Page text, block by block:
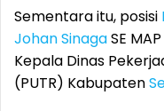
Sementara itu, posisi
Johan SinagaSE
Kepala Dinas
(PUTR) Kabupaten